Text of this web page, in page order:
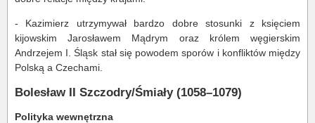
- Kazimierz utrzymywał bardzo dobre stosunki z księciem
kijowskim Jarosławem Mądrym oraz królem węgierskim
Andrzejem I. Śląsk stał się powodem sporów i konfliktów między
Polską a Czechami.
Bolesław II Szczodry/Śmiały (1058–1079)
Polityka wewnętrzna